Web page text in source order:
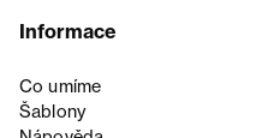
Informace
Co umíme
Šablony